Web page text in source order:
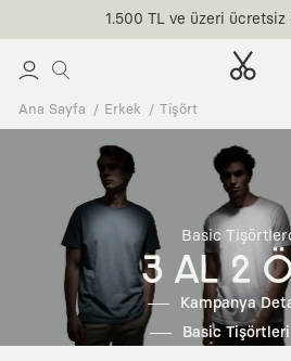
1.500 TL ve üzeri ücretsiz
Ana Sayfa Erkek Tişört
Basic
3 AL 2
Kampanya
Basic